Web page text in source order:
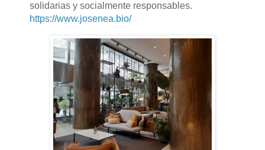
solidarias y socialmente responsables.
https://www.josenea.bio/